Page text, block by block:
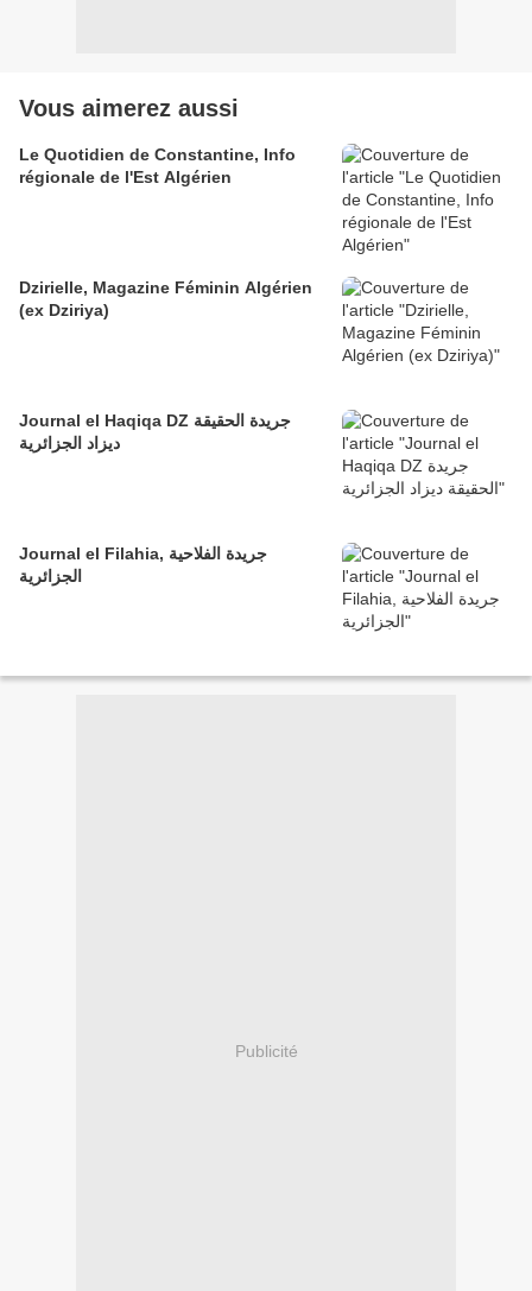
Vous aimerez aussi
Le Quotidien de Constantine, Info
régionale de l'Est Algérien
Dzirielle, Magazine Féminin Algérien
(ex Dziriya)
Journal el Haqiqa DZ جريدة الحقيقة
ديزاد الجزائرية
Journal el Filahia, جريدة الفلاحية
الجزائرية
Publicité